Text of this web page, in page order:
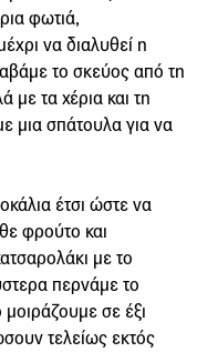
φωτιά,
να διαλυθεί η
το σκεύος από τη
με τα χέρια και τη
μια σπάτουλα για να
έτσι ώστε να
φρούτο και
µε το
περνάμε το
σε έξι
τελείως εκτός